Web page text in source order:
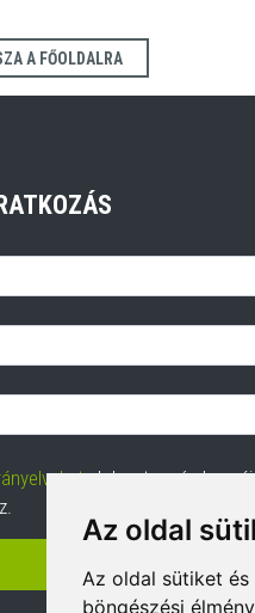
Az oldal
Az oldal sütiket
böngészési
A FŐOLDALRA
elolvastam és